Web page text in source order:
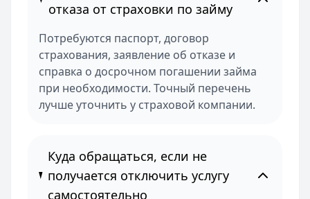
отказа от страховки по займу
Потребуются паспорт, договор
страхования, заявление об отказе и
справка о досрочном погашении займа
при необходимости. Точный перечень
лучше уточнить у страховой компании.
Куда обращаться, если не
получается отключить услугу
самостоятельно